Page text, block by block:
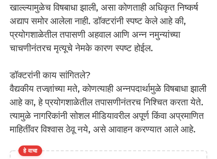
खाल्ल्यामुळेच विषबाधा झाली, असा कोणताही अधिकृत निष्कर्ष
अद्याप समोर आलेला नाही. डॉक्टरांनी स्पष्ट केले आहे की,
प्रयोगशाळेतील तपासणी अहवाल आणि अन्न नमुन्यांच्या
चाचणीनंतरच मृत्यूचे नेमके कारण स्पष्ट होईल.
डॉक्टरांनी काय सांगितले?
वैद्यकीय तज्ज्ञांच्या मते, कोणत्याही अन्नपदार्थामुळे विषबाधा झाली
आहे का, हे प्रयोगशाळेतील तपासणीनंतरच निश्चित करता येते.
त्यामुळे नागरिकांनी सोशल मीडियावरील अपूर्ण किंवा अप्रमाणित
माहितींवर विश्वास ठेवू नये, असे आवाहन करण्यात आले आहे.
हे वाचा